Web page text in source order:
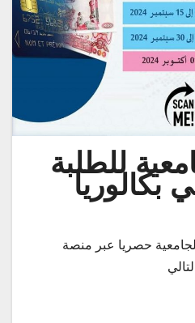
للطلبة
بكالوريا
حصريا عبر منصة